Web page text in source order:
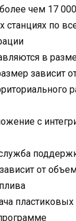
чем 17 000
станциях по
в
зависит
с
от
пластиковых